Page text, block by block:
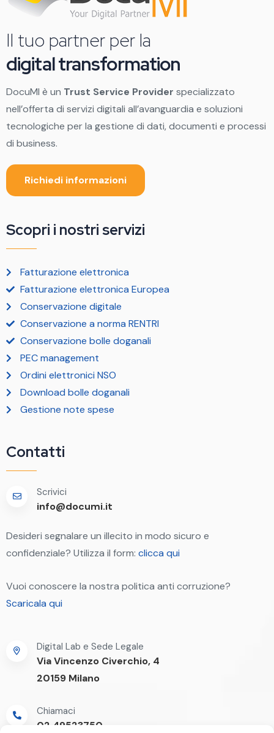
Il tuo partner per la
digital transformation
DocuMI è un Trust Service Provider specializzato
nell’offerta di servizi digitali all’avanguardia e soluzioni
tecnologiche per la gestione di dati, documenti e processi
di business.
Richiedi informazioni
Scopri i nostri servizi
Fatturazione elettronica
Fatturazione elettronica Europea
Conservazione digitale
Conservazione a norma RENTRI
Conservazione bolle doganali
PEC management
Ordini elettronici NSO
Download bolle doganali
Gestione note spese
Contatti
Scrivici
info@documi.it
Desideri segnalare un illecito in modo sicuro e
confidenziale? Utilizza il form: clicca qui
Vuoi conoscere la nostra politica anti corruzione?
Scaricala qui
Digital Lab e Sede Legale
Via Vincenzo Civerchio, 4
20159 Milano
Chiamaci
02.49523750